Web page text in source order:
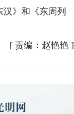
》和《东周列
[ 责编：赵艳艳]